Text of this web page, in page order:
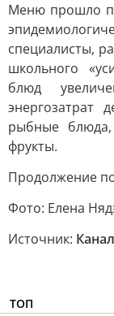
Меню прошло
специалисты,
школьного
блюд
рыбные
фрукты.
Продолжение
Фото: Елена
Источник:
ТОП